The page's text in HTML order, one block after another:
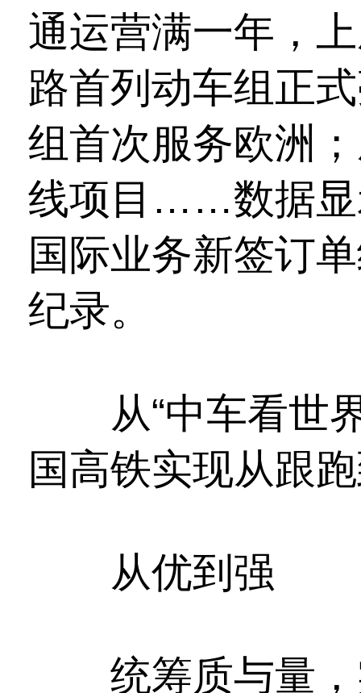
通运营满一年，
路首列动车组正
组首次服务欧洲
线项目……数据显
国际业务新签订
纪录。
从“中车看世界
国高铁实现从跟
从优到强
统筹质与量，